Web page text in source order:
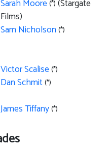
Sarah Moore(*) (Stargate
Films)
Sam Nicholson(*)
Victor Scalise(*)
Dan Schmit(*)
James Tiffany(*)